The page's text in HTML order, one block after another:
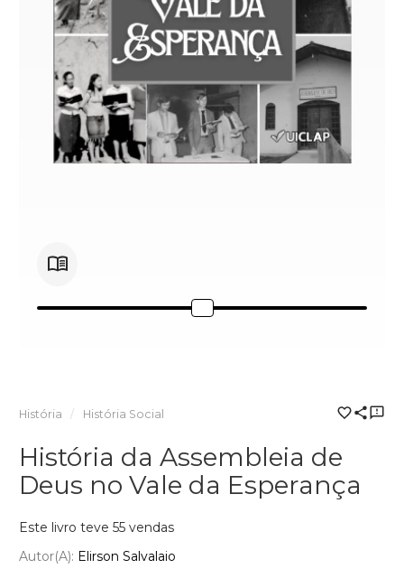
História História Social
História da Assembleia de
Deus no Vale da Esperança
Este livro teve 55 vendas
Autor(a): Elirson Salvalaio